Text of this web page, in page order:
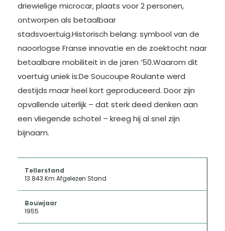
driewielige microcar, plaats voor 2 personen,
ontworpen als betaalbaar
stadsvoertuig.Historisch belang: symbool van de
naoorlogse Franse innovatie en de zoektocht naar
betaalbare mobiliteit in de jaren ’50.Waarom dit
voertuig uniek is:De Soucoupe Roulante werd
destijds maar heel kort geproduceerd. Door zijn
opvallende uiterlijk – dat sterk deed denken aan
een vliegende schotel – kreeg hij al snel zijn
bijnaam.
Tellerstand
13.843 Km Afgelezen Stand
Bouwjaar
1955